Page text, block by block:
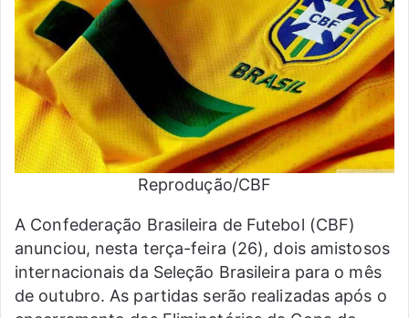
Reprodução/CBF
A Confederação Brasileira de Futebol (CBF)
anunciou, nesta terça-feira (26), dois amistosos
internacionais da Seleção Brasileira para o mês
de outubro. As partidas serão realizadas após o